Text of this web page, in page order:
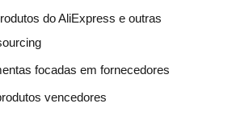
do AliExpress e outras
focadas em fornecedores
vencedores